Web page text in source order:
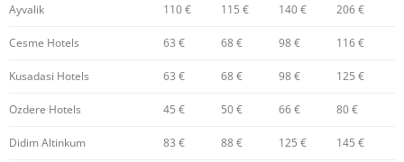
Ayvalik 110 € 115 € 140 € 206 €
Cesme Hotels 63 € 68 € 98 € 116 €
Kusadasi Hotels 63 € 68 € 98 € 125 €
Ozdere Hotels 45 € 50 € 66 € 80 €
Didim Altinkum 83 € 88 € 125 € 145 €